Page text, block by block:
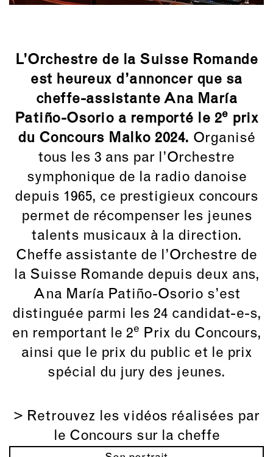
L’Orchestre de la Suisse Romande
est heureux d’annoncer que sa
cheffe-assistante Ana María
Patiño-Osorio a remporté le 2e prix
du Concours Malko 2024. Organisé
tous les 3 ans par l’Orchestre
symphonique de la radio danoise
depuis 1965, ce prestigieux concours
permet de récompenser les jeunes
talents musicaux à la direction.
Cheffe assistante de l’Orchestre de
la Suisse Romande depuis deux ans,
Ana María Patiño-Osorio s’est
distinguée parmi les 24 candidat-e-s,
en remportant le 2e Prix du Concours,
ainsi que le prix du public et le prix
spécial du jury des jeunes.
> Retrouvez les vidéos réalisées par
le Concours sur la cheffe